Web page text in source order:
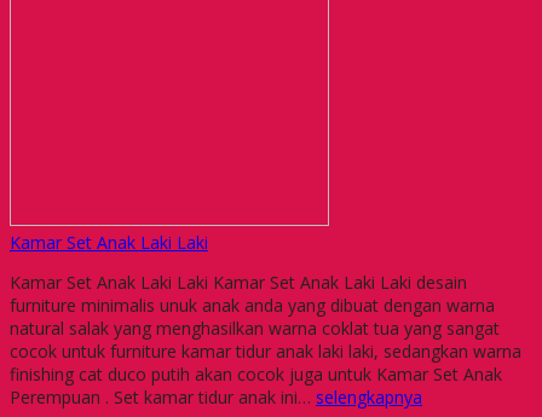
Kamar Set Anak Laki Laki
Kamar Set Anak Laki Laki Kamar Set Anak Laki Laki desain
furniture minimalis unuk anak anda yang dibuat dengan warna
natural salak yang menghasilkan warna coklat tua yang sangat
cocok untuk furniture kamar tidur anak laki laki, sedangkan warna
finishing cat duco putih akan cocok juga untuk Kamar Set Anak
Perempuan . Set kamar tidur anak ini… selengkapnya